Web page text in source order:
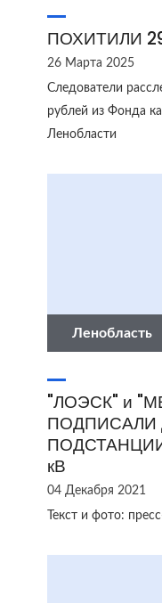
ПОХИТИЛИ
26 Марта 2025
Следователи
рублей из Фонда
Ленобласти
Ленобласть
"ЛОЭСК" и
ПОДПИСАЛИ
кВ
04 Декабря 2021
Текст и фото: